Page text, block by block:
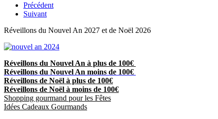
Précédent
Suivant
Réveillons du Nouvel An 2027 et de Noël 2026
Réveillons du Nouvel An à plus de 100€
Réveillons du Nouvel An moins de 100€
Réveillons de Noël à plus de 100€
Réveillons de Noël à moins de 100€
Shopping gourmand pour les Fêtes
Idées Cadeaux Gourmands